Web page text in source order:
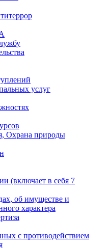
услуг
Охрана природы
(включает в себя 7
об имуществе и
характера
с противодействием